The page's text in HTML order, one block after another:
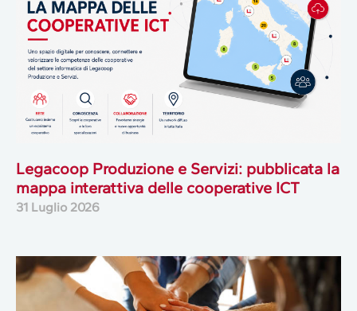
Legacoop Produzione e Servizi: pubblicata la
mappa interattiva delle cooperative ICT
31 Luglio 2026